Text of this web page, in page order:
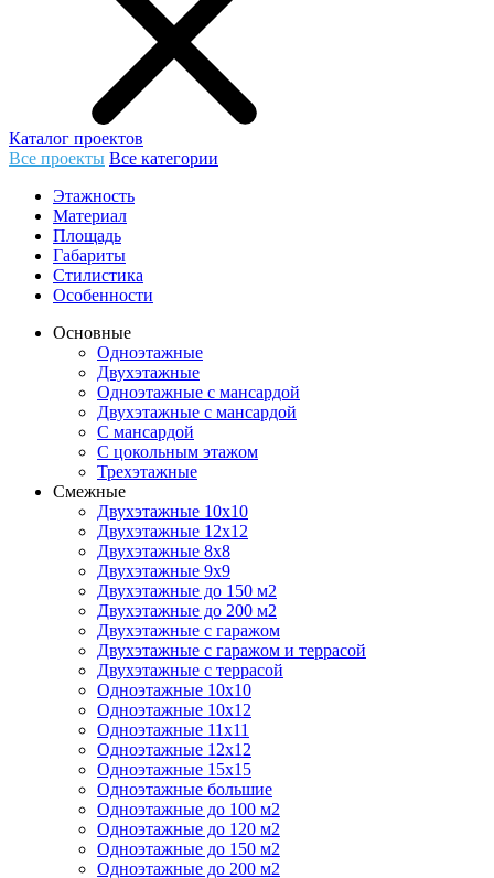
Каталог проектов
Все проекты Все категории
Этажность
Материал
Площадь
Габариты
Стилистика
Особенности
Основные
Одноэтажные
Двухэтажные
Одноэтажные с мансардой
Двухэтажные с мансардой
С мансардой
С цокольным этажом
Трехэтажные
Смежные
Двухэтажные 10х10
Двухэтажные 12х12
Двухэтажные 8х8
Двухэтажные 9х9
Двухэтажные до 150 м2
Двухэтажные до 200 м2
Двухэтажные с гаражом
Двухэтажные с гаражом и террасой
Двухэтажные с террасой
Одноэтажные 10х10
Одноэтажные 10х12
Одноэтажные 11х11
Одноэтажные 12х12
Одноэтажные 15х15
Одноэтажные большие
Одноэтажные до 100 м2
Одноэтажные до 120 м2
Одноэтажные до 150 м2
Одноэтажные до 200 м2